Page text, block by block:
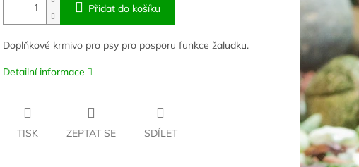
Přidat do košíku
Doplňkové krmivo pro psy pro posporu funkce žaludku.
Detailní informace
TISK ZEPTAT SE SDÍLET